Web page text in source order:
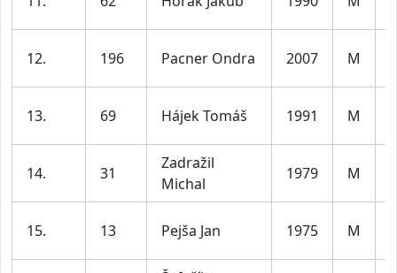
12. 196 Pacner Ondra 2007 M
13. 69 Hájek Tomáš 1991 M
14. 31
Zadražil
Michal
1979 M
15. 13 Pejša Jan 1975 M